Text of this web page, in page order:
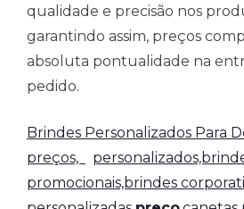
qualidade e precisão nos
garantindo assim, preços
absoluta pontualidade na
pedido.
Brindes Personalizados Para
preços,
promocionais,brindes